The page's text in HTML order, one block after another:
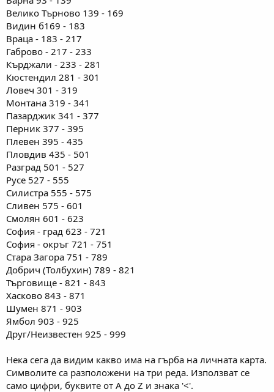
Велико Търново 139 - 169
Видин б169 - 183
Враца - 183 - 217
Габрово - 217 - 233
Кърджали - 233 - 281
Кюстендил 281 - 301
Ловеч 301 - 319
Монтана 319 - 341
Пазарджик 341 - 377
Перник 377 - 395
Плевен 395 - 435
Пловдив 435 - 501
Разград 501 - 527
Русе 527 - 555
Силистра 555 - 575
Сливен 575 - 601
Смолян 601 - 623
София - град 623 - 721
София - окръг 721 - 751
Стара Загора 751 - 789
Добрич (Толбухин) 789 - 821
Търговище - 821 - 843
Хасково 843 - 871
Шумен 871 - 903
Ямбол 903 - 925
Друг/Неизвестен 925 - 999
Нека сега да видим какво има на гърба на личната карта.
Символите са разположени на три реда. Използват се
само цифри, буквите от A до Z и знака '<'.